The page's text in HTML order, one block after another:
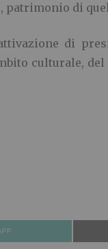
patrimonio di
di
culturale,